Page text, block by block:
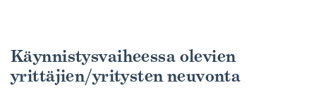
Käynnistysvaiheessa olevien
yrittäjien/yritysten neuvonta